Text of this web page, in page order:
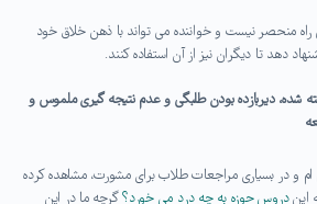
راه منحصر نیست و خواننده می تواند با ذهن خلاق خود
دهد تا دیگران نیز از آن استفاده کنند.
شده، دیربازده بودن طلبگی و عدم نتیجه گیری ملموس و
ام و در بسیاری مراجعات طلاب برای مشورت، مشاهده کرده
ایندروس حوزه به چه درد می خورد؟گرچه ما در این